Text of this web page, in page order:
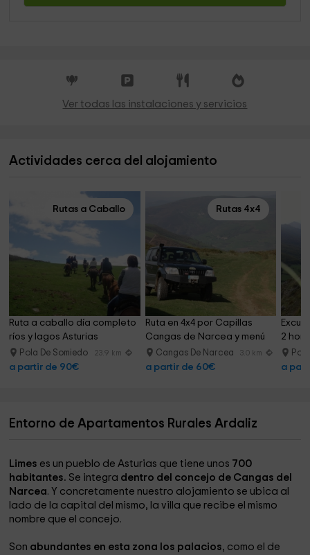
Ver todas las instalaciones y servicios
Actividades cerca del alojamiento
Rutas a Caballo
Ruta a caballo día completo
ríos y lagos Asturias
Pola De Somiedo 23.9 km
a partir de 90€
Rutas 4x4
Ruta en 4x4 por Capillas
Cangas de Narcea y menú
Cangas De Narcea 3.0 km
a partir de 60€
2
a
Entorno de Apartamentos Rurales Ardaliz
Limes es un pueblo de Asturias que tiene unos 700
habitantes. Se integra dentro del concejo de Cangas del
Narcea. Y concretamente nuestro alojamiento se ubica al
lado de la capital del mismo, la villa que recibe el mismo
nombre que el concejo.
Son abundantes en esta zona los palacios, como el de